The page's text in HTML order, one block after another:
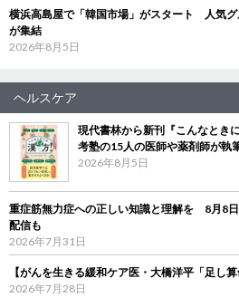
横浜高島屋で「韓国市場」がスタート 人気
が集結
2026年8月5日
ヘルスケア
現代書林から新刊『こんなと
考塾の15人の医師や薬剤師が執
2026年8月5日
重症筋無力症への正しい知識と理解を 8月8
配信も
2026年7月31日
【がんを生きる緩和ケア医・大橋洋平「足し
2026年7月28日